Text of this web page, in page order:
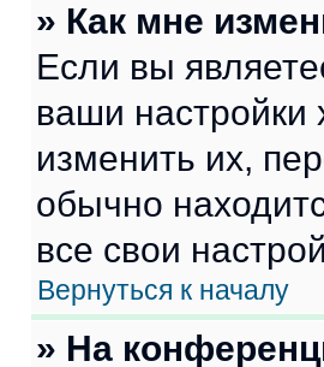
» Как мне
Если вы
ваши
изменить их,
обычно
все свои
Вернуться к началу
» На